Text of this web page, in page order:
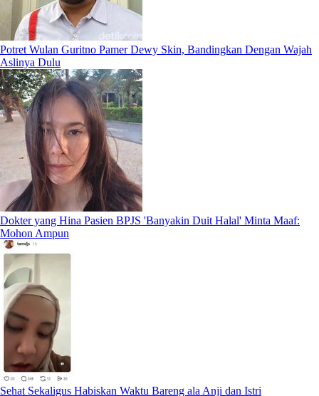
Potret Wulan Guritno Pamer Dewy Skin, Bandingkan Dengan Wajah
Aslinya Dulu
Dokter yang Hina Pasien BPJS 'Banyakin Duit Halal' Minta Maaf:
Mohon Ampun
Sehat Sekaligus Habiskan Waktu Bareng ala Anji dan Istri